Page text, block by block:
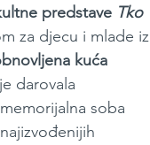
predstave Tko
za djecu i mlade iz
kuća
darovala
soba